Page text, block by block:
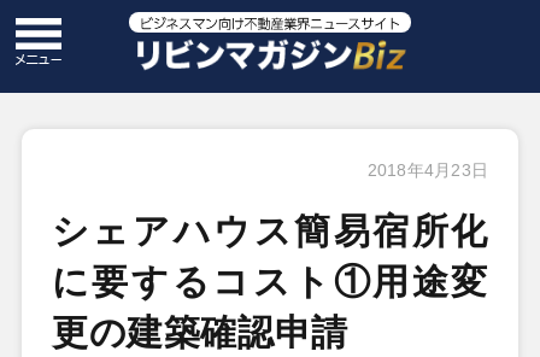
2018年4月23日
シェアハウス簡易宿所化
に要するコスト①用途変
更の建築確認申請